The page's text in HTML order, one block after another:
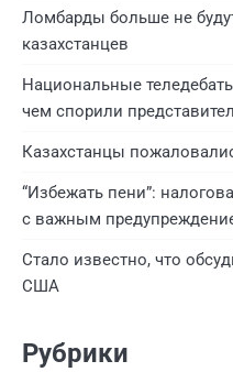
Ломбарды больше не
казахстанцев
Национальные
чем спорили
Казахстанцы
“Избежать пени”:
с важным
Стало известно, что
США
Рубрики